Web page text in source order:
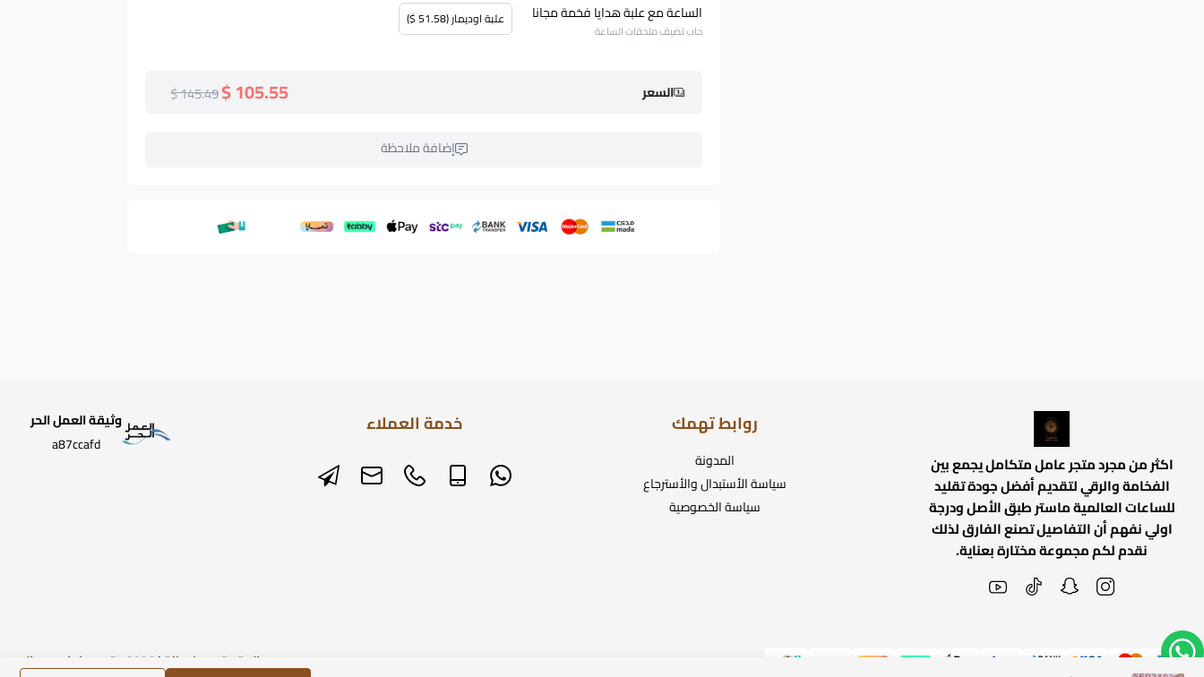
الساعة مع علبة هدايا فخمة مجانا
حاب تضيف ملحقات الساعة
علبة اوديمار (51.58 $)
السعر 105.55 $
145.49 $
إضافة ملاحظة
اكثر من مجرد متجر عامل متكامل يجمع بين
الفخامة والرقي لتقديم أفضل جودة تقليد
للساعات العالمية ماستر طبق الأصل ودرجة
اولي نفهم أن التفاصيل تصنع الفارق لذلك
نقدم لكم مجموعة مختارة بعناية.
روابط تهمك
المدونة
سياسة الأستبدال والأسترجاع
سياسة الخصوصية
خدمة العملاء
وثيقة العمل الحر
a87ccafd
الحقوق محفوظة | 2026 متجر ساعات رومانس